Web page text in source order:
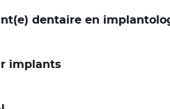
dentaire en
implants